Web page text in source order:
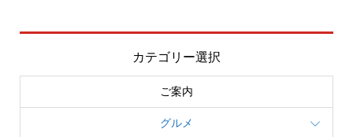
カテゴリー選択
ご案内
グルメ